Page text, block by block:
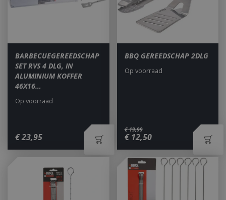
BARBECUEGEREEDSCHAP
SET RVS 4 DLG, IN
ALUMINIUM KOFFER
46X16…
€23,95
Op voorraad
BBQ GEREEDSCHAP 2DLG
€ 19,99
€ 12,50
Op voorraad